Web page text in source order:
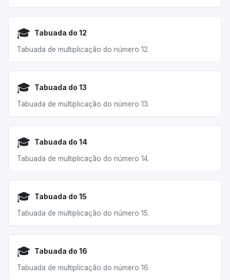
🎓 Tabuada do 12
Tabuada de multiplicação do número 12.
🎓 Tabuada do 13
Tabuada de multiplicação do número 13.
🎓 Tabuada do 14
Tabuada de multiplicação do número 14.
🎓 Tabuada do 15
Tabuada de multiplicação do número 15.
🎓 Tabuada do 16
Tabuada de multiplicação do número 16.